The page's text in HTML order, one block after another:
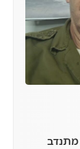
חפר, מתנדב